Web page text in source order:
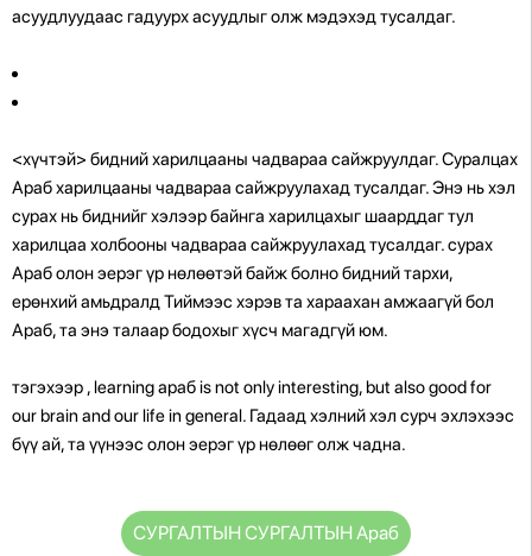
асуудлуудаас гадуурх асуудлыг олж мэдэхэд тусалдаг.
<хүчтэй> бидний харилцааны чадвараа сайжруулдаг.Суралцах
Араб харилцааны чадвараа сайжруулахад тусалдаг. Энэ нь хэл
сурах нь биднийг хэлээр байнга харилцахыг шаарддаг тул
харилцаа холбооны чадвараа сайжруулахад тусалдаг.сурах
Араб олон эерэг үр нөлөөтэй байж болно бидний тархи,
ерөнхий амьдралд Тиймээс хэрэв та хараахан амжаагүй бол
Араб, та энэ талаар бодохыг хүсч магадгүй юм.
тэгэхээр , learning араб is not only interesting, but also good for
our brain and our life in general. Гадаад хэлний хэл сурч эхлэхээс
бүү ай, та үүнээс олон эерэг үр нөлөөг олж чадна.
СУРГАЛТЫН СУРГАЛТЫН Араб